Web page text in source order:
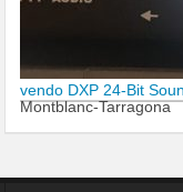
vendo DXP 24-Bit
Montblanc-Tarragona